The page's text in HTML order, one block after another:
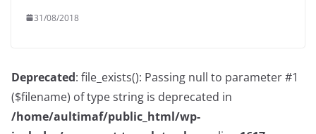
31/08/2018
Deprecated: file_exists(): Passing null to parameter #1
($filename) of type string is deprecated in
/home/aultimaf/public_html/wp-